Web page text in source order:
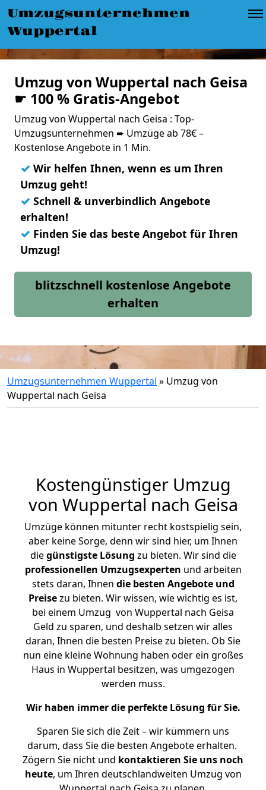
Umzugsunternehmen
Wuppertal
Umzug von Wuppertal nach Geisa
☛ 100 % Gratis-Angebot
Umzug von Wuppertal nach Geisa : Top-
Umzugsunternehmen ➨ Umzüge ab 78€ –
Kostenlose Angebote in 1 Min.
✓ Wir helfen Ihnen, wenn es um Ihren
Umzug geht!
✓ Schnell & unverbindlich Angebote
erhalten!
✓ Finden Sie das beste Angebot für Ihren
Umzug!
blitzschnell kostenlose Angebote
erhalten
Umzugsunternehmen Wuppertal » Umzug von
Wuppertal nach Geisa
Kostengünstiger Umzug
von Wuppertal nach Geisa
Umzüge können mitunter recht kostspielig sein,
aber keine Sorge, denn wir sind hier, um Ihnen
diegünstigste Lösung zu bieten. Wir sind die
professionellen Umzugsexperten und arbeiten
stets daran, Ihnen die besten Angebote und
Preisezu bieten. Wir wissen, wie wichtig es ist,
bei einem Umzug von Wuppertal nach Geisa
Geld zu sparen, und deshalb setzen wir alles
daran, Ihnen die besten Preise zu bieten. Ob Sie
nun eine kleine Wohnung haben oder ein großes
Haus in Wuppertal besitzen, was umgezogen
werden muss.
Wir haben immer die perfekte Lösung für Sie.
Sparen Sie sich die Zeit – wir kümmern uns
darum, dass Sie die besten Angebote erhalten.
Zögern Sie nicht und kontaktieren Sie uns noch
heute, um Ihren deutschlandweiten Umzug von